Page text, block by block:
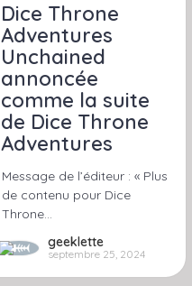
Dice Throne
Adventures
Unchained
annoncée
comme la suite
de Dice Throne
Adventures
Message de l’éditeur : « Plus
de contenu pour Dice
Throne…
geeklette
septembre 25, 2024